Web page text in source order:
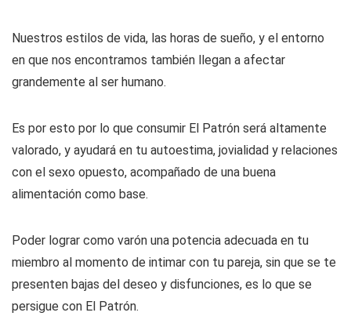
Nuestros estilos de vida, las horas de sueño, y el entorno
en que nos encontramos también llegan a afectar
grandemente al ser humano.
Es por esto por lo que consumir El Patrón será altamente
valorado, y ayudará en tu autoestima, jovialidad y relaciones
con el sexo opuesto, acompañado de una buena
alimentación como base.
Poder lograr como varón una potencia adecuada en tu
miembro al momento de intimar con tu pareja, sin que se te
presenten bajas del deseo y disfunciones, es lo que se
persigue con El Patrón.